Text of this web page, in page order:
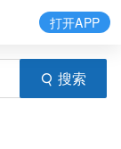
搜索
打开APP